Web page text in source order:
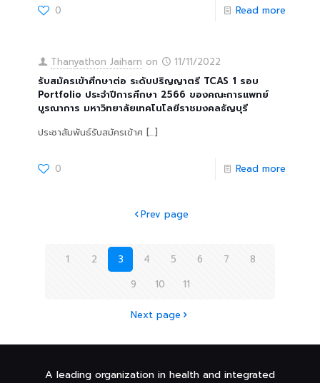
0 Read more
Thanyathon Jaiharn on
11/11/2022
รับสมัครเข้าศึกษาต่อ ระดับปริญญาตรี TCAS 1 รอบ
Portfolio ประจำปีการศึกษา 2566 ของคณะการแพทย์
บูรณาการ มหาวิทยาลัยเทคโนโลยีราชมงคลธัญบุรี
ประชาสัมพันธ์รับสมัครเข้าศ […]
0 Read more
Prev page
1 2 3 4 5 6 7
8
9
10 11
Next page
A leading organization in health and integrated